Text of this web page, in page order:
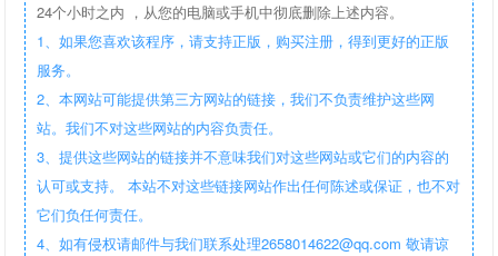
24个小时之内 ，从您的电脑或手机中彻底删除上述内容。
1、如果您喜欢该程序，请支持正版，购买注册，得到更好的正版
服务。
2、本网站可能提供第三方网站的链接，我们不负责维护这些网
站。我们不对这些网站的内容负责任。
3、提供这些网站的链接并不意味我们对这些网站或它们的内容的
认可或支持。 本站不对这些链接网站作出任何陈述或保证，也不对
它们负任何责任。
4、如有侵权请邮件与我们联系处理2658014622@qq.com 敬请谅